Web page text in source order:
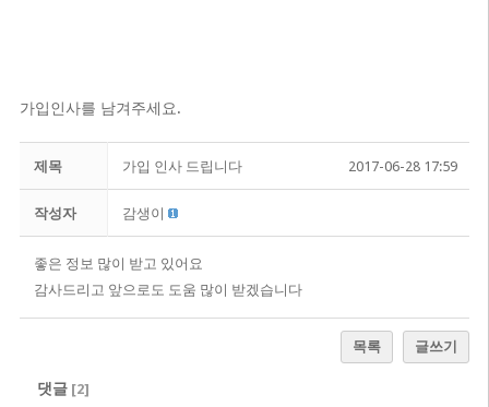
가입인사를 남겨주세요.
제목 가입 인사 드립니다 2017-06-28 17:59
작성자 감생이
좋은 정보 많이 받고 있어요
감사드리고 앞으로도 도움 많이 받겠습니다
목록 글쓰기
댓글[2]